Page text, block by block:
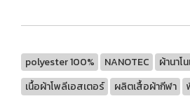
polyester 100% NANOTEC
ผ้านาโ
เนื้อผ้าโพลีเอสเตอร์
ผลิตเสื้อผ้ากีฬา